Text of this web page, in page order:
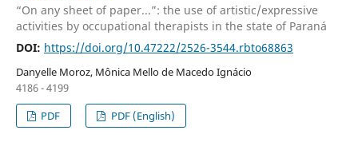
“On any sheet of paper...”: the use of artistic/expressive
activities by occupational therapists in the state of Paraná
DOI: https://doi.org/10.47222/2526-3544.rbto68863
Danyelle Moroz, Mônica Mello de Macedo Ignácio
4186 - 4199
PDF
PDF (English)